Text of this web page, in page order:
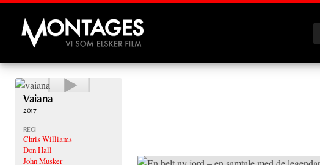
Montages
Vaiana
2017
REGI
Chris Williams
Don Hall
John Musker